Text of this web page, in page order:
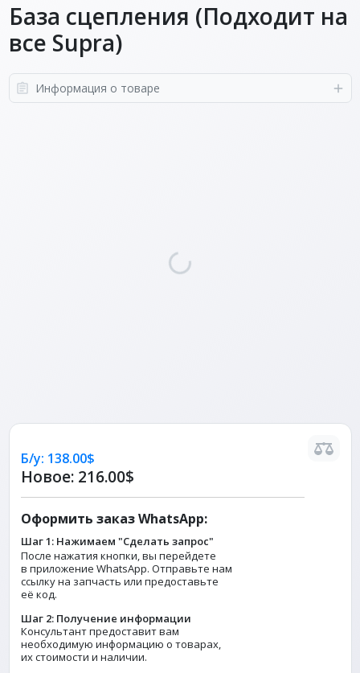
База сцепления (Подходит на
все Supra)
Информация о товаре
Б/у: 138.00$
Новое: 216.00$
Оформить заказ WhatsApp:
Шаг 1: Нажимаем "Сделать запрос"
После нажатия кнопки, вы перейдете
в приложение WhatsApp. Отправьте нам
ссылку на запчасть или предоставьте
её код.
Шаг 2: Получение информации
Консультант предоставит вам
необходимую информацию о товарах,
их стоимости и наличии.